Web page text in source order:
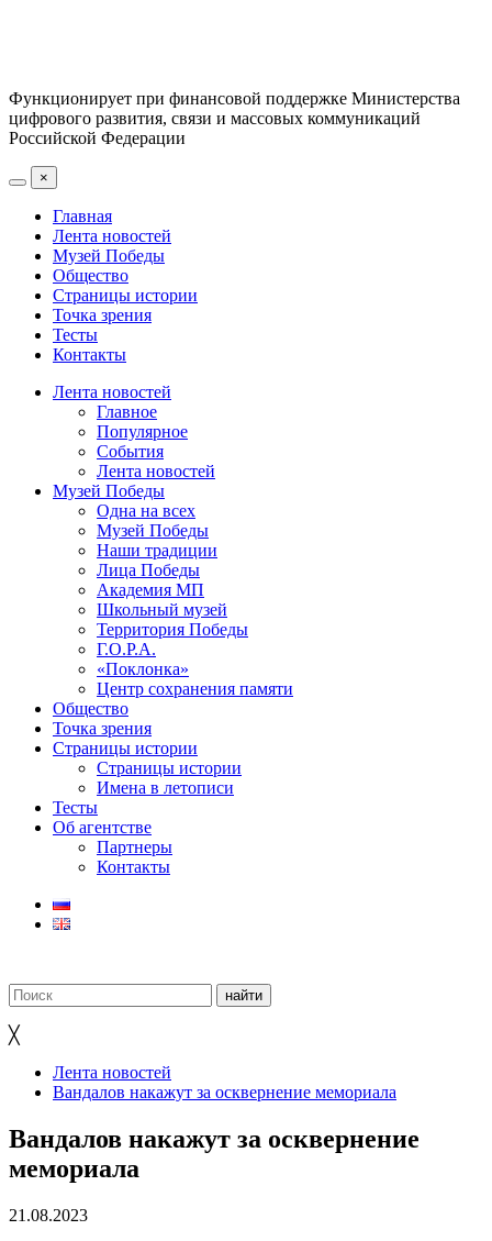
Функционирует при финансовой поддержке Министерства
цифрового развития, связи и массовых коммуникаций
Российской Федерации
×
Главная
Лента новостей
Музей Победы
Общество
Страницы истории
Точка зрения
Тесты
Контакты
Лента новостей
Главное
Популярное
События
Лента новостей
Музей Победы
Одна на всех
Музей Победы
Наши традиции
Лица Победы
Академия МП
Школьный музей
Территория Победы
Г.О.Р.А.
«Поклонка»
Центр сохранения памяти
Общество
Точка зрения
Страницы истории
Страницы истории
Имена в летописи
Тесты
Об агентстве
Партнеры
Контакты
╳
Лента новостей
Вандалов накажут за осквернение мемориала
Вандалов накажут за осквернение
мемориала
21.08.2023